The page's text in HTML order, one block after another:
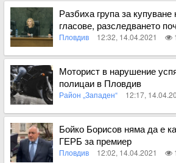
Разбиха група за купуване
гласове, разследването
Пловдив
Пловдив 12:32, 14.04.2021
Вижте пълното съдържание
Моторист в нарушение
полицаи в Пловдив
Район „Западен“ 12:17,
Вижте пълното съдържание
Бойко Борисов няма да е
ГЕРБ за премиер
Пловдив 12:02, 14.04.2021